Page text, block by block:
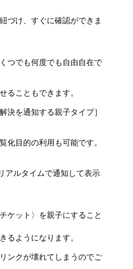
づけ、すぐに確認ができま
つでも何度でも自由自在で
ることもできます。
決を通知する親子タイプ］
目的の利用も可能です。
ルタイムで通知して表示
ット〉を親子にすること
ようになります。
ンクが壊れてしまうのでご